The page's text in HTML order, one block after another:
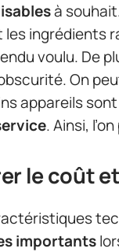
à
les ingrédients
voulu. De
On
appareils sont
. Ainsi,
le coût
importants